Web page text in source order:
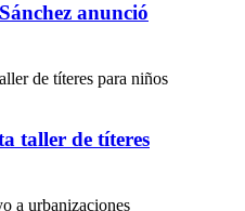
anunció
taller de títeres